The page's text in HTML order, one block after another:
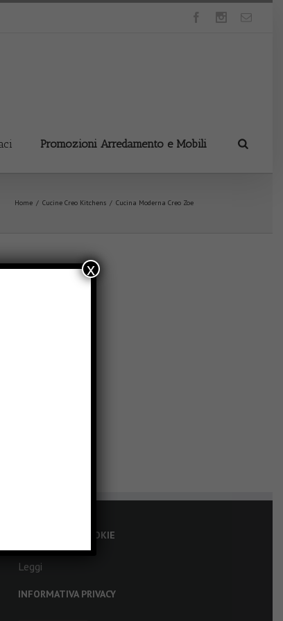
Promozioni Arredamento e Mobili
Home Cucine Creo Kitchens Cucina Moderna Creo Zoe
INFORMATIVA COOKIE
Leggi
INFORMATIVA PRIVACY
x